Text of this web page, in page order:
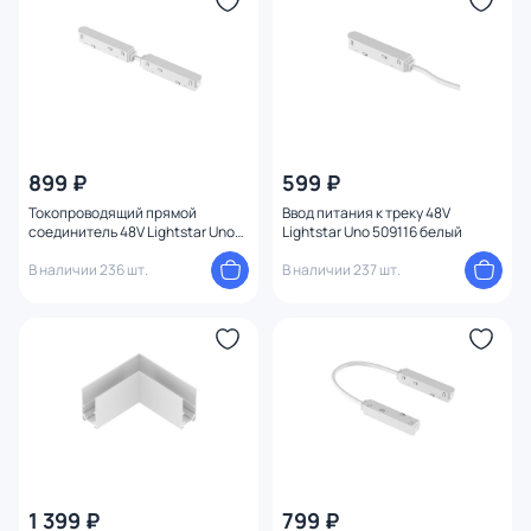
899 ₽
Токопроводящий прямой
соединитель 48V Lightstar Uno
В наличии 236 шт.
599 ₽
Ввод питания к треку 48V
Lightstar Uno 509116 белый
В наличии 237 шт.
1 399 ₽ 799 ₽
Конструкция